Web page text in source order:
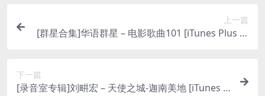
上一篇
[群星合集]华语群星 – 电影歌曲101 [iTunes Plus M
下一篇
[录音室专辑]刘畊宏 – 天使之城-迦南美地 [iTunes P